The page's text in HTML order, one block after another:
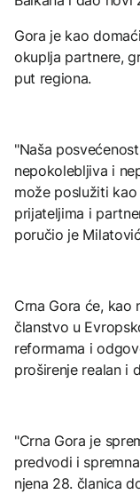
Gora je kao
okuplja partnere,
put regiona.
"Naša
nepokolebljiva i
može poslužiti
prijateljima i
poručio je
Crna Gora će, kao
članstvo u
reformama i
proširenje realan i
"Crna Gora je
predvodi i
njena 28. članica